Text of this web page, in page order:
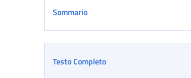
Sommario
Testo Completo